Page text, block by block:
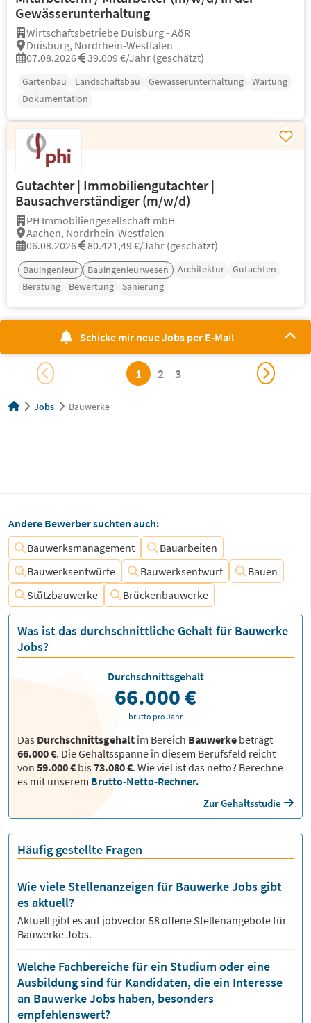
Gewässerunterhaltung
Wirtschaftsbetriebe Duisburg - AöR
Duisburg, Nordrhein-Westfalen
07.08.2026
39.009 €/Jahr (geschätzt)
Gartenbau Landschaftsbau Gewässerunterhaltung
Wartung
Dokumentation
Gutachter | Immobiliengutachter |
Bausachverständiger (m/w/d)
PH Immobiliengesellschaft mbH
Aachen, Nordrhein-Westfalen
06.08.2026
80.421,49 €/Jahr (geschätzt)
Bauingenieur Bauingenieurwesen Architektur
Gutachten
Beratung
Bewertung Sanierung
Schicke mir neue Jobs per E-Mail
1 2 3
Jobs Bauwerke
Andere Bewerber suchten auch:
Bauwerksmanagement
Bauarbeiten
Bauwerksentwürfe
Bauwerksentwurf
Bauen
Stützbauwerke
Brückenbauwerke
Was ist das durchschnittliche Gehalt für Bauwerke
Jobs?
Das Durchschnittsgehalt im Bereich Bauwerke beträgt
66.000 €. Die Gehaltsspanne in diesem Berufsfeld reicht
von 59.000 € bis73.080 €. Wie viel ist das netto? Berechne
es mit unserem Brutto-Netto-Rechner.
Zur Gehaltsstudie
Durchschnittsgehalt
66.000 €
brutto pro Jahr
Häufig gestellte Fragen
Wie viele Stellenanzeigen für Bauwerke Jobs gibt
es aktuell?
Aktuell gibt es auf jobvector58offene Stellenangebote für
Bauwerke Jobs.
Welche Fachbereiche für ein Studium oder eine
Ausbildung sind für Kandidaten, die ein Interesse
an Bauwerke Jobs haben, besonders
empfehlenswert?